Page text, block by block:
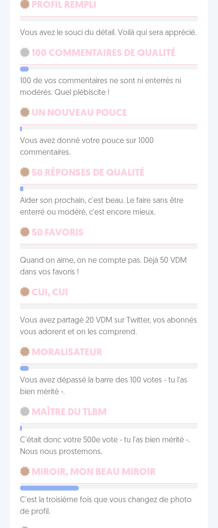
PROFIL REMPLI
Vous avez le souci du détail. Voilà qui sera apprécié.
100 COMMENTAIRES DE QUALITÉ
100 de vos commentaires ne sont ni enterrés ni
modérés. Quel plébiscite !
UN NOUVEAU POUCE
Vous avez donné votre pouce sur 1000
commentaires.
50 RÉPONSES DE QUALITÉ
Aider son prochain, c'est beau. Le faire sans être
enterré ou modéré, c'est encore mieux.
50 FAVORIS
Quand on aime, on ne compte pas. Déjà 50 VDM
dans vos favoris !
CUI, CUI
Vous avez partagé 20 VDM sur Twitter, vos abonnés
vous adorent et on les comprend.
MORALISATEUR
Vous avez dépassé la barre des 100 votes - tu l'as
bien mérité -.
MAÎTRE DU TLBM
C'était donc votre 500e vote - tu l'as bien mérité -.
Nous nous prosternons.
MIROIR, MON BEAU MIROIR
C'est la troisième fois que vous changez de photo
de profil.